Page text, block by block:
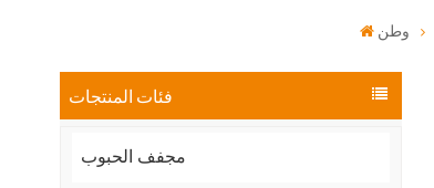
وطن
فئات المنتجات
مجفف الحبوب